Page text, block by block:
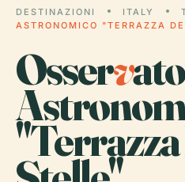
DESTINAZIONI ITALY
ASTRONOMICO "TERRAZZA
Osserv